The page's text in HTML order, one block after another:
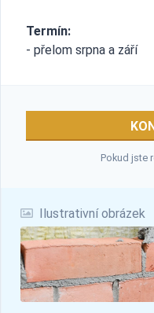
Ilustrativní obrázek
Termín:
- přelom srpna a září
Pokud jste